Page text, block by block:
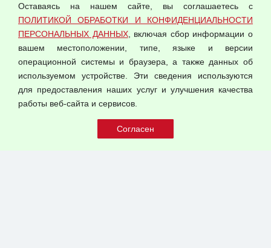
© 2026 ООО "Феникс"
Согласием на обработку персональных данных
Оферта оптовой купли-продажи
Публичная оферта
Оставаясь на нашем сайте, вы соглашаетесь с
ПОЛИТИКОЙ ОБРАБОТКИ И КОНФИДЕНЦИАЛЬНОСТИ
ПЕРСОНАЛЬНЫХ ДАННЫХ, включая сбор информации о
вашем местоположении, типе, языке и версии
операционной системы и браузера, а также данных об
используемом устройстве. Эти сведения используются
для предоставления наших услуг и улучшения качества
работы веб-сайта и сервисов.